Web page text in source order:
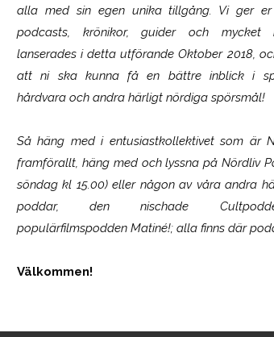
alla med sin egen unika tillgång. Vi ger er
podcasts, krönikor, guider och mycket
lanserades i detta utförande Oktober 2018,
att ni ska kunna få en bättre inblick i
hårdvara och andra härligt nördiga spörsmål!
Så häng med i entusiastkollektivet som är
framförallt, häng med och lyssna på Nördliv
söndag kl 15.00) eller någon av våra andra
poddar, den nischade
populärfilmspodden Matiné!; alla finns där
Välkommen!
SCUF Gaming